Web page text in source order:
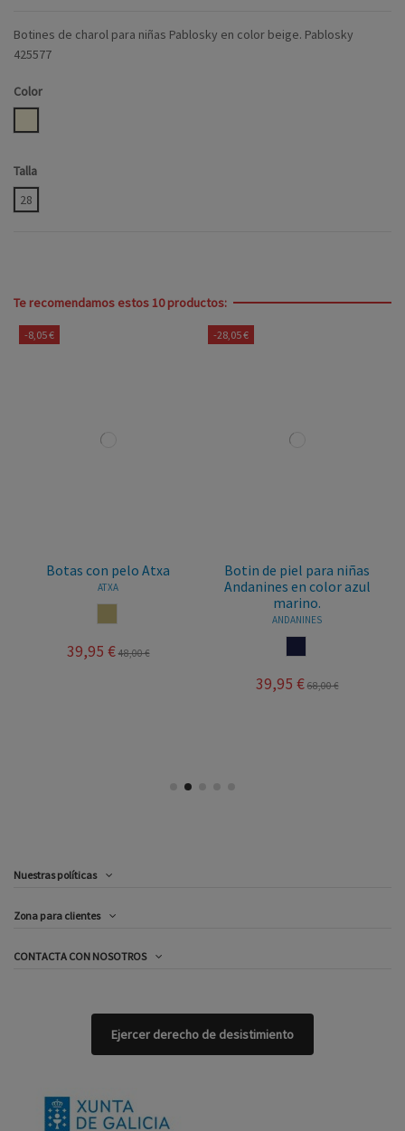
Botines de charol para niñas Pablosky en color beige. Pablosky
425577
Color
Talla
28
Te recomendamos estos 10 productos:
-8,05 €
Botas con pelo Atxa
ATXA
39,95 € 48,00 €
-28,05 €
Botin de piel para niñas
Andanines en color azul
marino.
ANDANINES
39,95 € 68,00 €
Nuestras políticas
Zona para clientes
CONTACTA CON NOSOTROS
Ejercer derecho de desistimiento